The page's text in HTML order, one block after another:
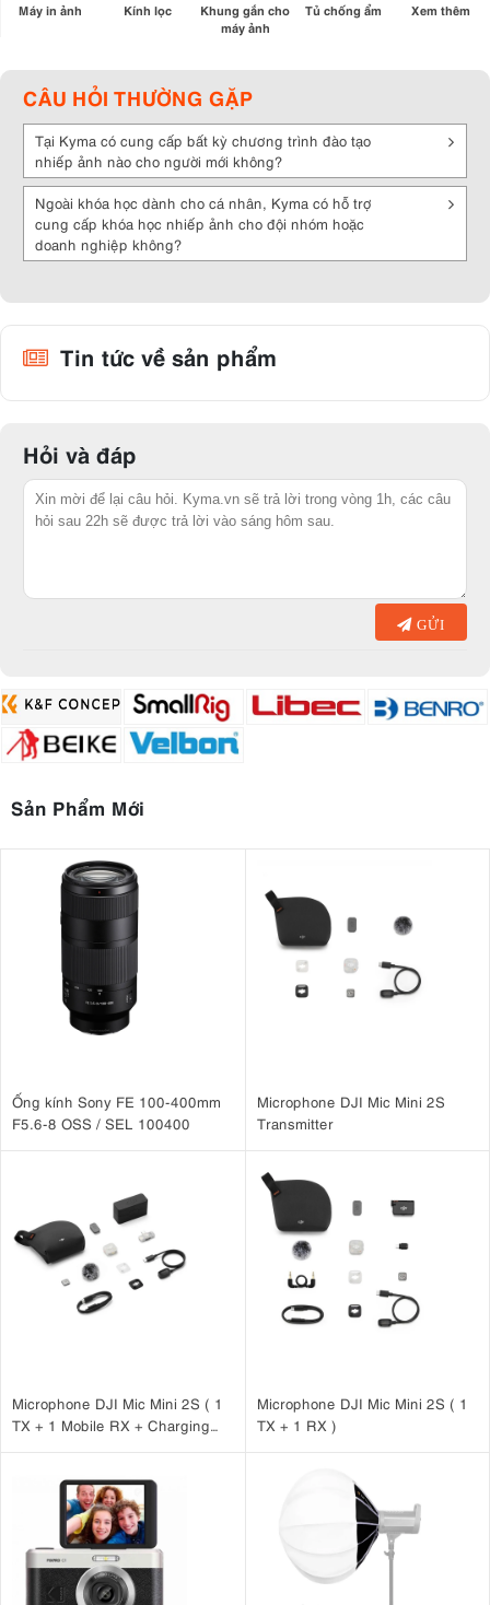
Máy in ảnh Kính lọc
Khung gắn cho
máy ảnh
Tủ chống ẩm Xem thêm
CÂU HỎI THƯỜNG GẶP
Tại Kyma có cung cấp bất kỳ chương trình đào tạo
nhiếp ảnh nào cho người mới không?
Ngoài khóa học dành cho cá nhân, Kyma có hỗ trợ
cung cấp khóa học nhiếp ảnh cho đội nhóm hoặc
doanh nghiệp không?
Tin tức về sản phẩm
Hỏi và đáp
GỬI
Sản Phẩm Mới
Ống kính Sony FE 100-400mm
F5.6-8 OSS / SEL 100400
Microphone DJI Mic Mini 2S
Transmitter
Microphone DJI Mic Mini 2S ( 1
TX + 1 Mobile RX + Charging
Microphone DJI Mic Mini 2S ( 1
TX + 1 RX )